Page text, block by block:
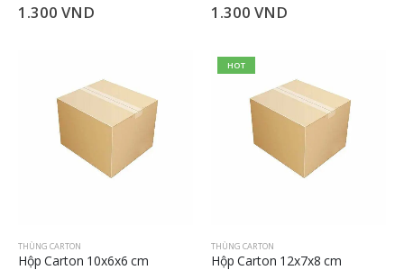
1.300 VND 1.300 VND
THÙNG CARTON
Hộp Carton 10x6x6 cm
HOT
THÙNG CARTON
Hộp Carton 12x7x8 cm